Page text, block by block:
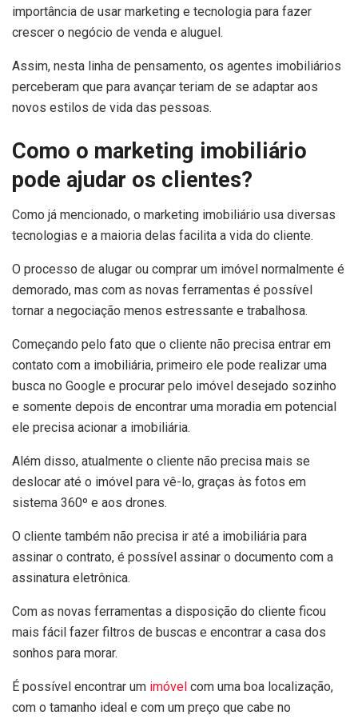
importância de usar marketing e tecnologia para fazer
crescer o negócio de venda e aluguel.
Assim, nesta linha de pensamento, os agentes imobiliários
perceberam que para avançar teriam de se adaptar aos
novos estilos de vida das pessoas.
Como o marketing imobiliário
pode ajudar os clientes?
Como já mencionado, o marketing imobiliário usa diversas
tecnologias e a maioria delas facilita a vida do cliente.
O processo de alugar ou comprar um imóvel normalmente é
demorado, mas com as novas ferramentas é possível
tornar a negociação menos estressante e trabalhosa.
Começando pelo fato que o cliente não precisa entrar em
contato com a imobiliária, primeiro ele pode realizar uma
busca no Google e procurar pelo imóvel desejado sozinho
e somente depois de encontrar uma moradia em potencial
ele precisa acionar a imobiliária.
Além disso, atualmente o cliente não precisa mais se
deslocar até o imóvel para vê-lo, graças às fotos em
sistema 360º e aos drones.
O cliente também não precisa ir até a imobiliária para
assinar o contrato, é possível assinar o documento com a
assinatura eletrônica.
Com as novas ferramentas a disposição do cliente ficou
mais fácil fazer filtros de buscas e encontrar a casa dos
sonhos para morar.
É possível encontrar um imóvel com uma boa localização,
com o tamanho ideal e com um preço que cabe no